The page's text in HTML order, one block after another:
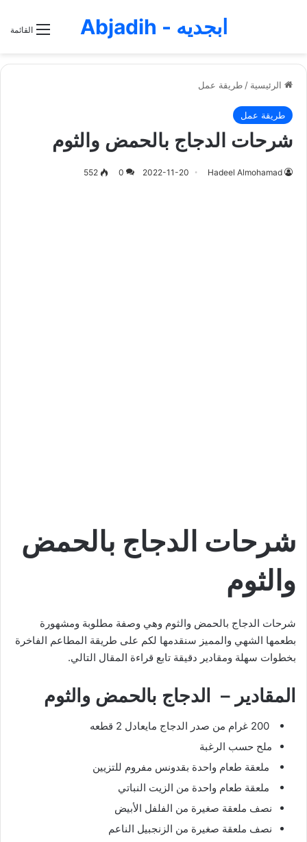
القائمة ابجديه - Abjadih
الرئيسية / طريقة عمل
طريقة عمل
شرحات الدجاج بالحمض والثوم
Hadeel Almohamad
2022-11-20
0
552
شرحات الدجاج بالحمض
والثوم
شرحات الدجاج بالحمض والثوم وهي وصفة مطلوبة ومشهورة
بطعمها الشهي والمميز سنقدمها لكم على طريقة المطاعم الفاخرة
بخطوات سهلة ومقادير دقيقة تابع قراءة المقال التالي.
المقادير – الدجاج بالحمض والثوم
ملح حسب الرغبة
ملعقة طعام واحدة بقدونس مفروم للتزيين
ملعقة طعام واحدة من الزيت النباتي
نصف ملعقة صغيرة من الفلفل الأبيض
نصف ملعقة صغيرة من الزنجبيل الناعم